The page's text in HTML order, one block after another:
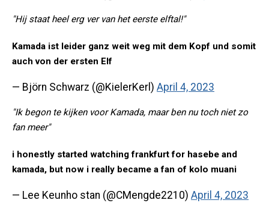
"Hij staat heel erg ver van het eerste elftal!"
Kamada ist leider ganz weit weg mit dem Kopf und somit
auch von der ersten Elf
— Björn Schwarz (@KielerKerl) April 4, 2023
"Ik begon te kijken voor Kamada, maar ben nu toch niet zo
fan meer"
i honestly started watching frankfurt for hasebe and
kamada, but now i really became a fan of kolo muani
— Lee Keunho stan (@CMengde2210) April 4, 2023